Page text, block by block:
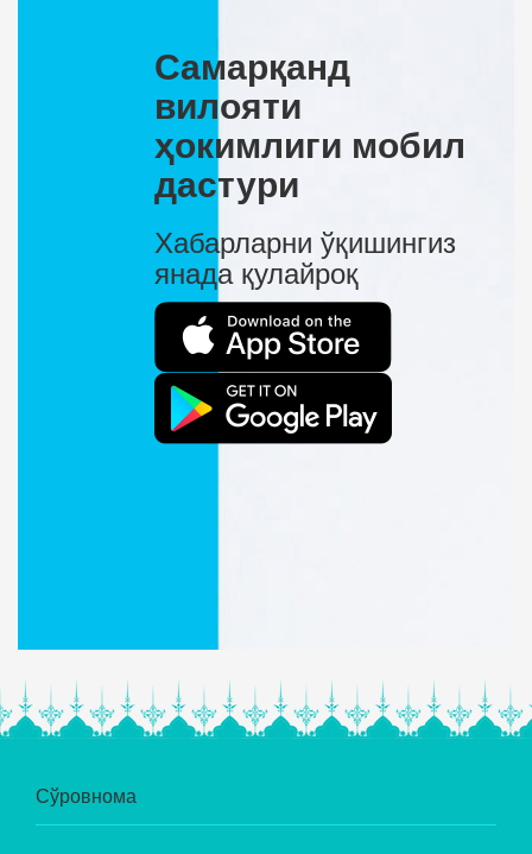
Самарқанд
вилояти
ҳокимлиги мобил
дастури
Хабарларни ўқишингиз
янада қулайроқ
Сўровнома